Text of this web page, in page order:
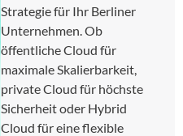
Strategie für Ihr Berliner
Unternehmen. Ob
öffentliche Cloud für
maximale Skalierbarkeit,
private Cloud für höchste
Sicherheit oder Hybrid
Cloud für eine flexible